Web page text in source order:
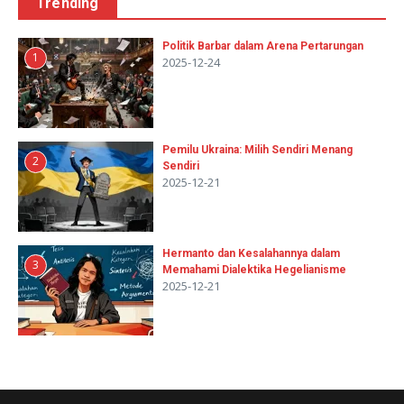
Trending
1
Politik Barbar dalam Arena Pertarungan
2025-12-24
2
Pemilu Ukraina: Milih Sendiri Menang
Sendiri
2025-12-21
3
Hermanto dan Kesalahannya dalam
Memahami Dialektika Hegelianisme
2025-12-21